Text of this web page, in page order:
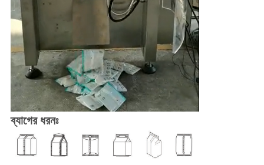
ব্যাগের ধরনঃ